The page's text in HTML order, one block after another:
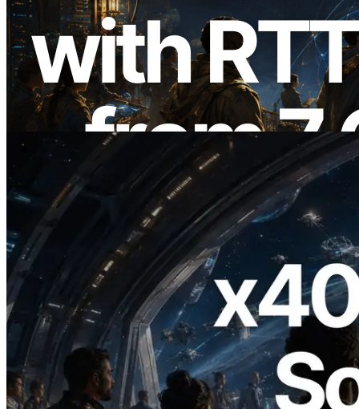
ERPC erweitert Solana Leader Slot API
um Ping-Messung aus 7 globalen
Regionen — Validators Information API
ebenfalls gestartet
Lesen Sie diesen Artikel
2026.07.04
ERPC startet x402-fähige Solana RPC —
Der Beginn einer Ära, in der KI-Agenten
APIs bei Bedarf bezahlen